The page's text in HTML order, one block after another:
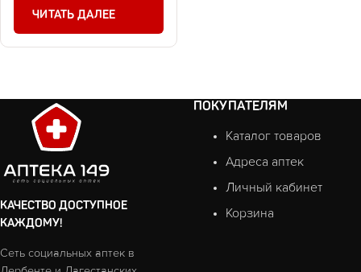
ЧИТАТЬ ДАЛЕЕ
КАЧЕСТВО ДОСТУПНОЕ
КАЖДОМУ!
Сеть социальных аптек в
ПОКУПАТЕЛЯМ
Каталог товаров
Адреса аптек
Личный кабинет
Корзина